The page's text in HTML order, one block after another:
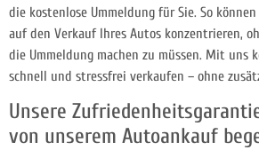
die kostenlose Ummeldung für Sie. So
auf den Verkauf Ihres Autos konzentrieren,
die Ummeldung machen zu müssen. Mit uns
schnell und stressfrei verkaufen – ohne
Unsere
von unserem Autoankauf